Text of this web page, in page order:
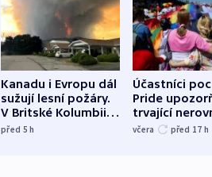
Kanadu i Evropu dál
sužují lesní požáry.
V Britské Kolumbii
evakuovali tisíce lidí
před 5h
Účastníci
Pride
trvající
včera před 17 h